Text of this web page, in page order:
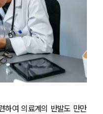
하여 의료계의 반발도 만만